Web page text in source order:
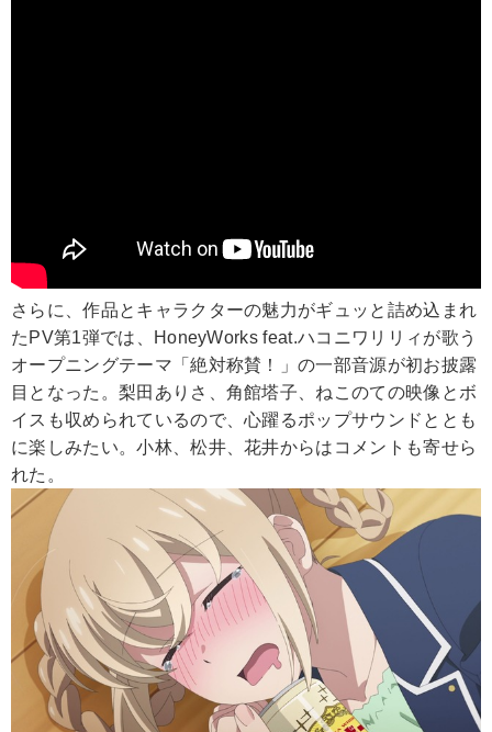
さらに、作品とキャラクターの魅力がギュッと詰め込まれ
たPV第1弾では、HoneyWorks feat.ハコニワリリィが歌う
オープニングテーマ「絶対称賛！」の一部音源が初お披露
目となった。梨田ありさ、角館塔子、ねこのての映像とボ
イスも収められているので、心躍るポップサウンドととも
に楽しみたい。小林、松井、花井からはコメントも寄せら
れた。